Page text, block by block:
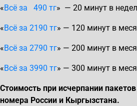
«Всё за 490 тг» — 20 минут в
«Всё за 2190 тг» — 120 минут в
«Всё за 2790 тг» — 200 минут в
«Всё за 3990 тг» — 300 минут в
Стоимость при исчерпании
номера России и Кыргызстана.